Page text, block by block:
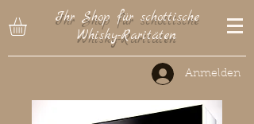
Ihr Shop für schottische
Whisky-Raritäten
Anmelden